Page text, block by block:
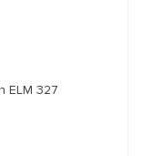
ELM 327